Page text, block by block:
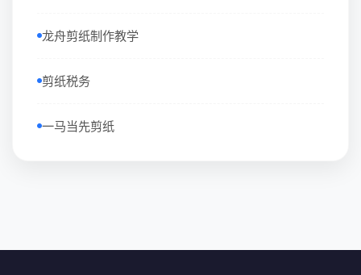
龙舟剪纸制作教学
剪纸税务
一马当先剪纸